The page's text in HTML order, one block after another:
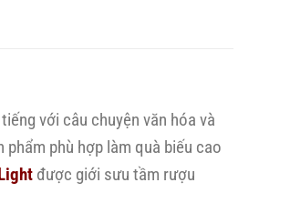
(6
lon
|
đặc
nổi
bật
với câu chuyện văn hóa và
phù hợp làm quà biếu cao
được giới sưu tầm rượu